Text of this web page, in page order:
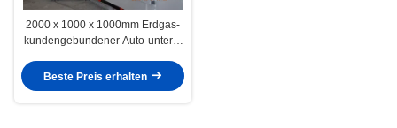
2000 x 1000 x 1000mm Erdgas-
kundengebundener Auto-unterer
Beste Preis erhalten